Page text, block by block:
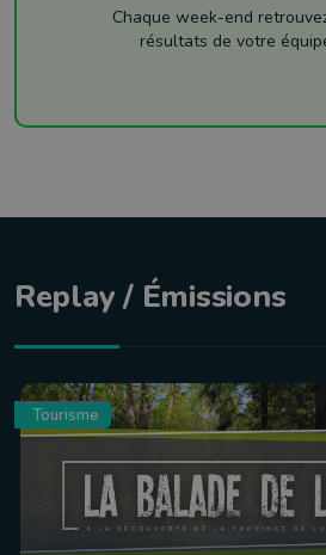
Chaque week-end
résultats de votre
Replay / Émissions
Tourisme